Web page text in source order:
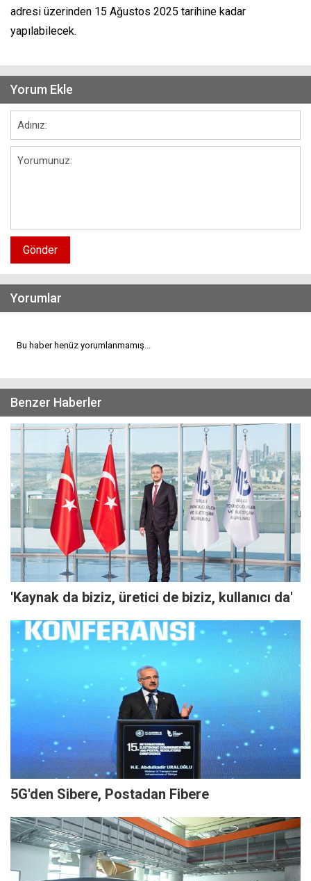
adresi üzerinden 15 Ağustos 2025 tarihine kadar
yapılabilecek.
Yorum Ekle
Gönder
Yorumlar
Bu haber henüz yorumlanmamış...
Benzer Haberler
'Kaynak da biziz, üretici de biziz, kullanıcı da'
5G'den Sibere, Postadan Fibere